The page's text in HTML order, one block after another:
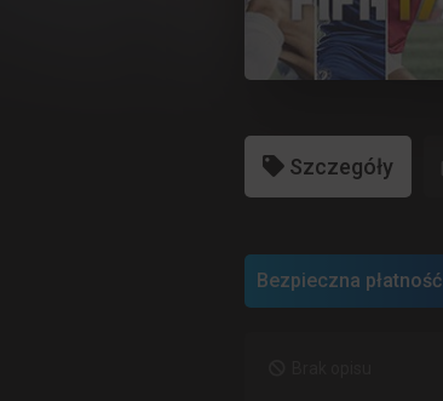
Szczegóły
Bezpieczna płatność